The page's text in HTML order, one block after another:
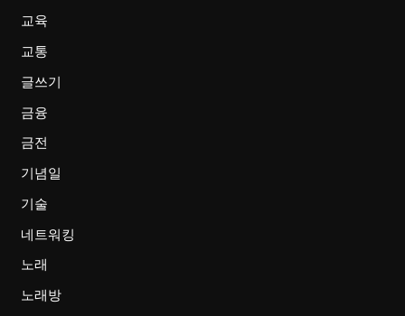
교육
교통
글쓰기
금융
금전
기념일
기술
네트워킹
노래
노래방